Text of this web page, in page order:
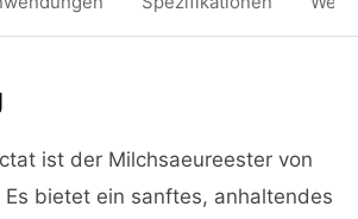
ist der Milchsaeureester von
bietet ein sanftes, anhaltendes